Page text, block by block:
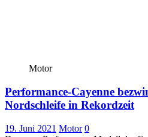
Motor
Performance-Cayenne
Nordschleife in Rekordzeit
19. Juni 2021 Motor 0